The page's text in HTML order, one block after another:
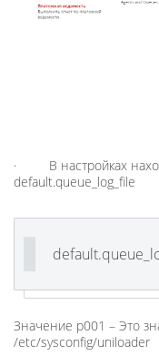
· В настройках
default.queue_log_file
Значение p001 – Это
/etc/sysconfig/uniloader